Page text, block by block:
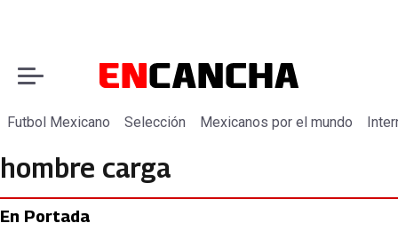
Futbol Mexicano Selección Mexicanos por el mundo
hombre carga
En Portada